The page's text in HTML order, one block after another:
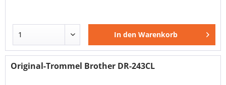
In den Warenkorb
Original-Trommel Brother DR-243CL